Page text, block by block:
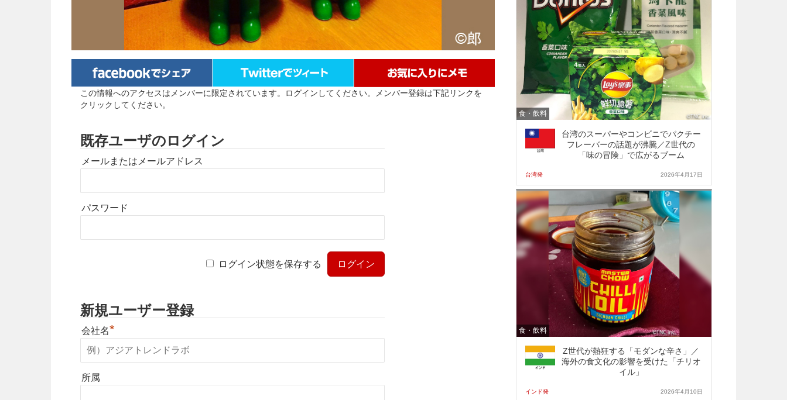
この情報へのアクセスはメンバーに限定されています。ログインしてください。メンバー登録は下記リンクを
クリックしてください。
既存ユーザのログイン
メールまたはメールアドレス
パスワード
ログイン状態を保存する
新規ユーザー登録
会社名*
所属
食・飲料
台湾のスーパーやコンビニでパクチー
フレーバーの話題が沸騰／Z世代の
「味の冒険」で広がるブーム
台湾発 2026年4月17日
食・飲料
Z世代が熱狂する「モダンな辛さ」／
海外の食文化の影響を受けた「チリオ
イル」
インド発 2026年4月10日